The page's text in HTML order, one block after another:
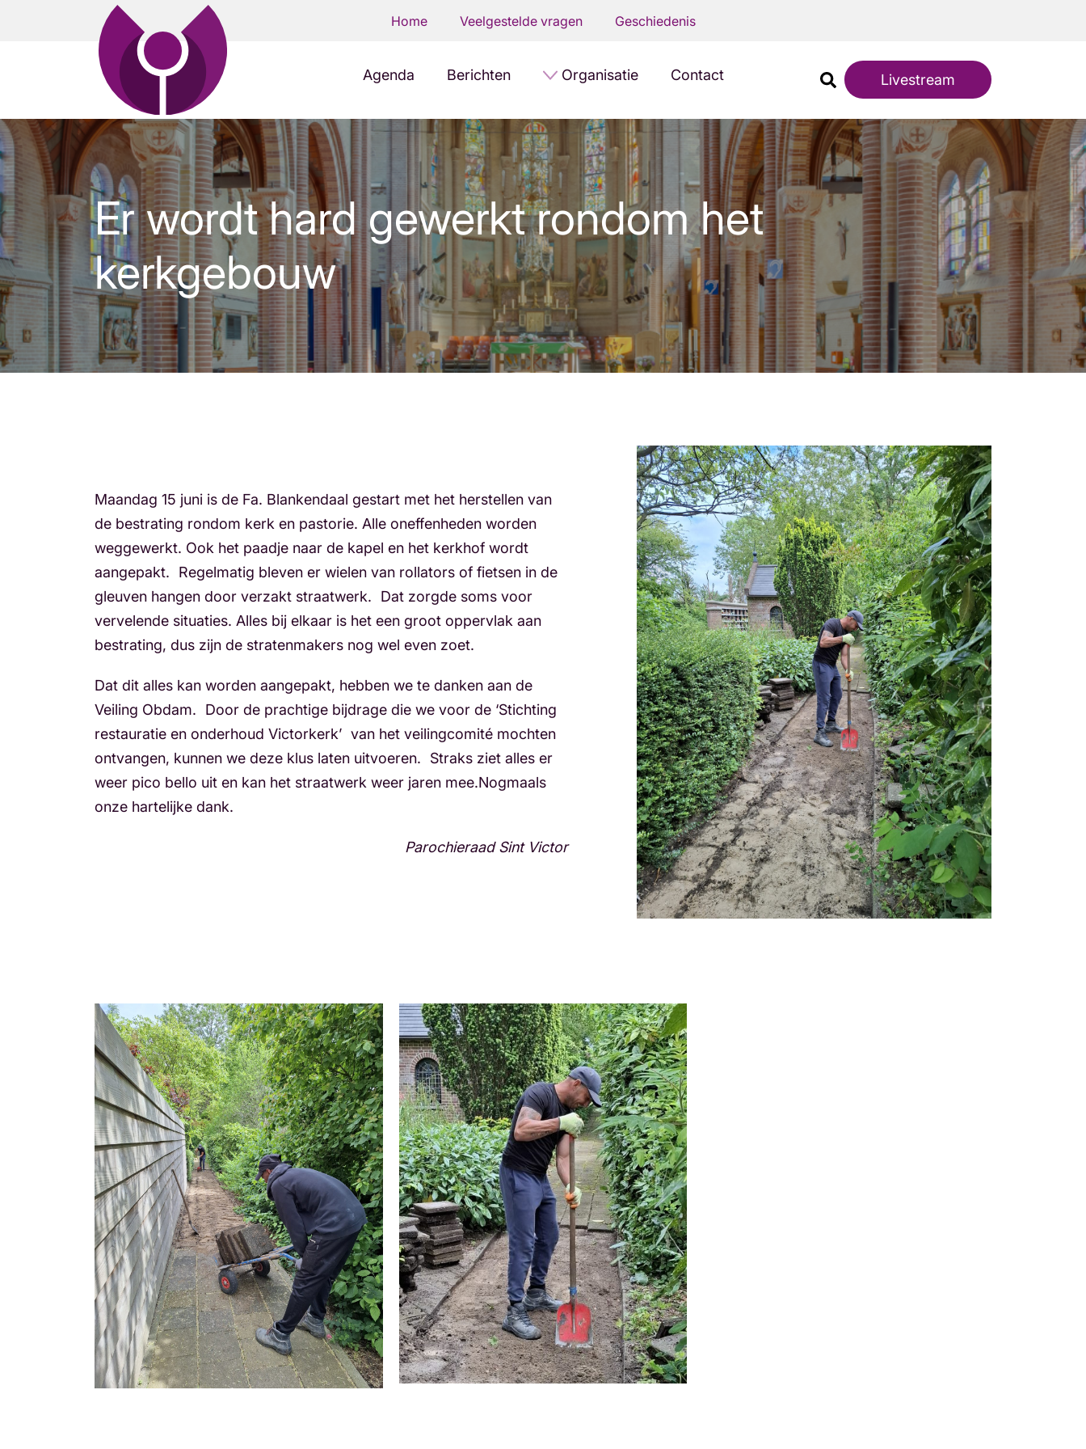
Home Veelgestelde vragen Geschiedenis
Livestream
Agenda Berichten Organisatie Contact
Er wordt hard gewerkt rondom het
kerkgebouw
Maandag 15 juni is de Fa. Blankendaal gestart met het herstellen van
de bestrating rondom kerk en pastorie. Alle oneffenheden worden
weggewerkt. Ook het paadje naar de kapel en het kerkhof wordt
aangepakt. Regelmatig bleven er wielen van rollators of fietsen in de
gleuven hangen door verzakt straatwerk. Dat zorgde soms voor
vervelende situaties. Alles bij elkaar is het een groot oppervlak aan
bestrating, dus zijn de stratenmakers nog wel even zoet.
Dat dit alles kan worden aangepakt, hebben we te danken aan de
Veiling Obdam. Door de prachtige bijdrage die we voor de ‘Stichting
restauratie en onderhoud Victorkerk’ van het veilingcomité mochten
ontvangen, kunnen we deze klus laten uitvoeren. Straks ziet alles er
weer pico bello uit en kan het straatwerk weer jaren mee.Nogmaals
onze hartelijke dank.
Parochieraad Sint Victor